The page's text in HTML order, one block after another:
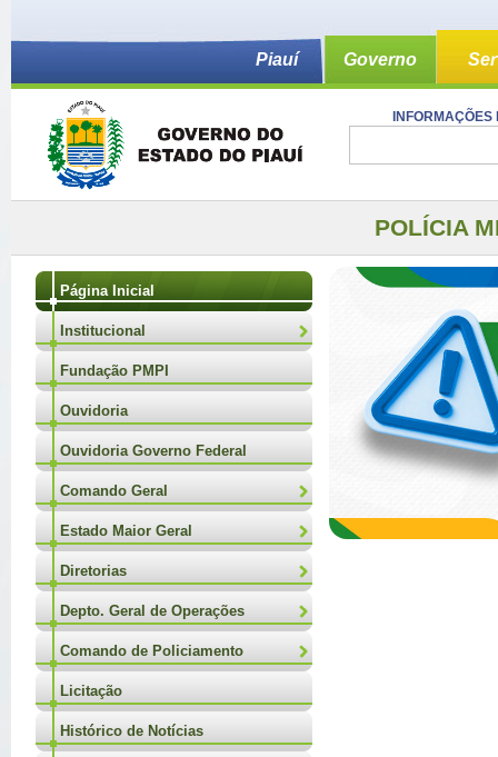
Piauí Governo
POLÍCIA
Página Inicial
Institucional
Fundação PMPI
Ouvidoria
Ouvidoria Governo Federal
Comando Geral
Estado Maior Geral
Diretorias
Depto. Geral de Operações
Comando de Policiamento
Licitação
Histórico de Notícias